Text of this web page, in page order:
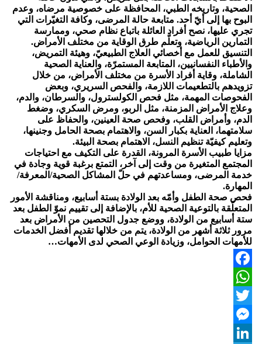
الصحية، وتاريخه الطبي، المحافظة على خصوصية مرضاه، وعدم
البوح بها إلى أيّ أحد. متابعة حالة المرضى، وكافة التغيّرات التي
تجري عليها، نصح أفراد العائلة باتباع نظام صحي، وممارسة
التمارين الرياضية، وتعلّم طرق الوقاية من مختلف الأمراض.
التنسيق للعمل مع أخصائي العلاج الطبيعيّ، وهيئة التمريض،
والأطباء النفسانيين، المتابعة المستمرّة، والعناية الصحية
الشاملة، وقاية أفراد الأسرة من مختلف الأمراض، من خلال
تزويدهم بالتطعيمات اللازمة، والفحص السريري، وبعض
الفحوصات المهمة، مثل فحص الكولسترول، والسرطان، والدم،
وعلاج الأمراض المزمنة، مثل الربو، ومرض السكري، وضغط
الدم، وأمراض القلب، وفحص صحة العينين، والحفاظ على
سلامتهما، العناية بكبار السن، والاهتمام بصحة الحامل وجنينها،
وتعليم كيفيّة تنظيم النسل، الاهتمام بصحة البيئة.
مزايا طبيب الأسرة المرونة، القدرة على التكيف مع احتياجات
المجتمع المتغيرة من وقت إلى آخر، التمتع برغبة قوية وجادة في
خدمة المرضى، ومساعدتهم في حلّ المشاكل الصحية/المعرفة/
المهارة.
فحص صحة الطفل وأمّه بعد الولادة بستة أسابيع، ومناقشة الأمور
المتعلّقة بالتوعية الصحية للأم، بالإضافة إلى تقييم نموّ الطفل بعد
ستة أسابيع من الولادة، ووضع جدول التحصين من الأمراض بعد
مرور ثلاثة أشهر من الولادة، يتم من خلالها تقديم أفضل الخدمات
للأمهات الحوامل، وزيادة الوعي الصحي لدى الأمهات…
Facebook
WhatsApp
Twitter
Messenger